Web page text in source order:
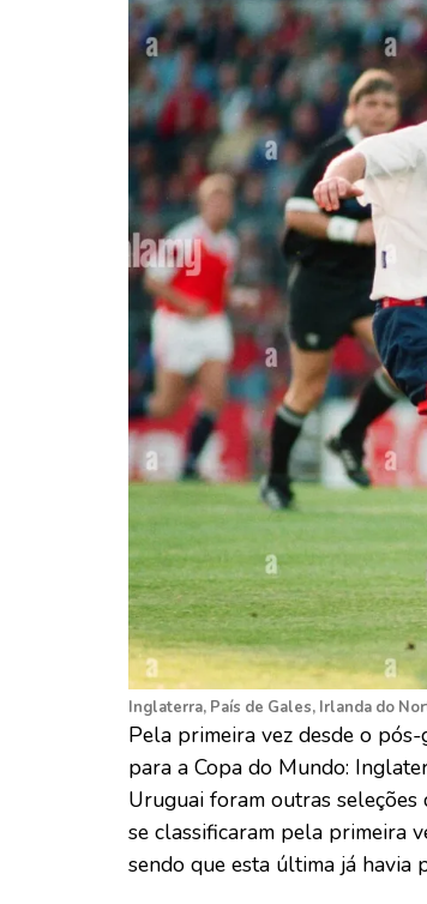
Inglaterra, País de Gales, Irlanda do
Pela primeira vez desde o
para a Copa do Mundo:
Uruguai foram outras
se classificaram pela primeira
sendo que esta última já havia